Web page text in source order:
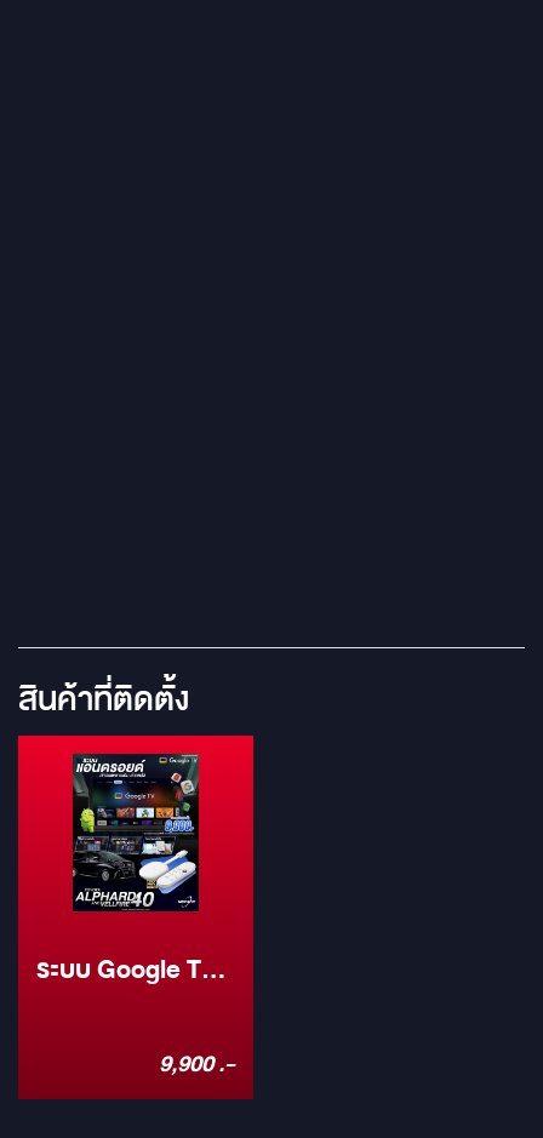
สินค้าที่ติดตั้ง
ระบบ Google TV
9,900 .-